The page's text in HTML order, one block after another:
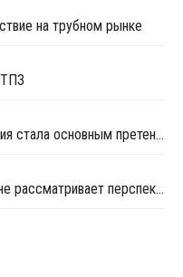
на трубном рынке
Трубная металлургическая компания стала основным претендентом на покупку ЧТПЗ
Загорский трубный завод больше не рассматривает перспективы слияний